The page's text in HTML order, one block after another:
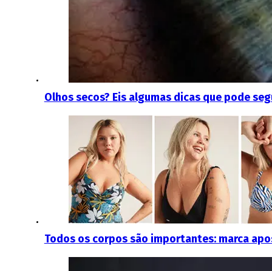
Olhos secos? Eis algumas dicas que pode
Todos os corpos são importantes: marca